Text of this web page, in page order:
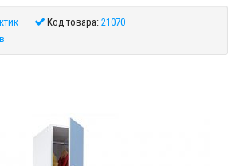
Код товара:21070